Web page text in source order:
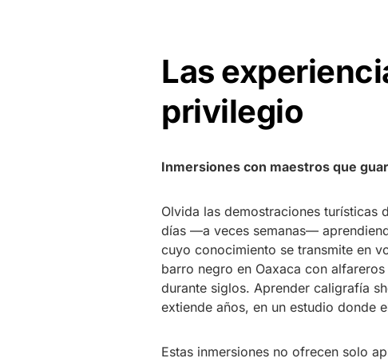
Las
privilegio
Inmersiones con maestros que
Olvida las demostraciones turísticas
días —a veces semanas—
cuyo conocimiento se transmite en
barro negro en Oaxaca con
durante siglos. Aprender caligrafía
extiende años, en un estudio donde
Estas inmersiones no ofrecen solo